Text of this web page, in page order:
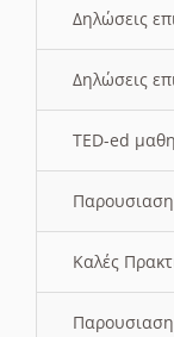
Δηλώσεις
Δηλώσεις
TED-ed
Καλές